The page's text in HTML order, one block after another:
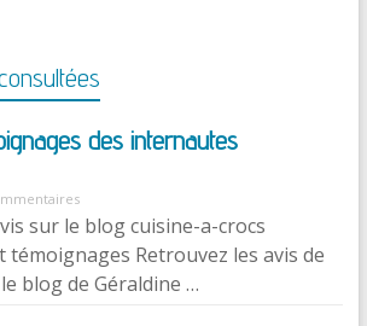
des internautes
sur le blog cuisine-a-crocs
témoignages Retrouvez les avis de
blog de Géraldine …